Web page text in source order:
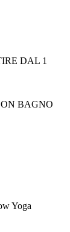
DAL 1
BAGNO
Yoga